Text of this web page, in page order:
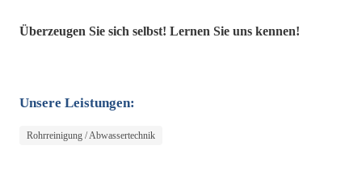
Überzeugen Sie sich selbst! Lernen Sie uns kennen!
Unsere Leistungen:
Rohrreinigung / Abwassertechnik